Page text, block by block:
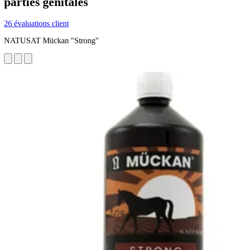
26 évaluations client
NATUSAT Mückan "Strong"